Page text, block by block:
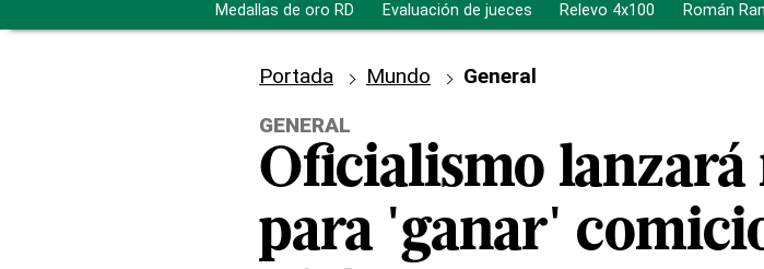
Medallas de oro RD Evaluación de jueces Relevo 4x100 Román
Portada Mundo
General
GENERAL
Oficialismo lanzará
para 'ganar'